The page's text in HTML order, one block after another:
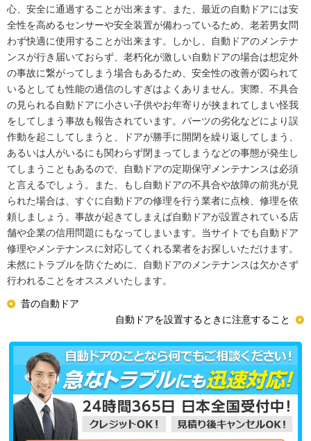
心、安全に通過することが出来ます。また、最近の自動ドアには安
全性を高めるセンサーや安全装置が備わっているため、老若男女問
わず快適に使用することが出来ます。しかし、自動ドアのメンテナ
ンスが行き届いておらず、老朽化が激しい自動ドアの場合は想定外
の事故に繋がってしまう場合もあるため、安全性の改善が図られて
いるとしても性能の過信のしすぎはよくありません。実際、不具合
の見られる自動ドアに小さい子供やお年寄りが挟まれてしまい怪我
をしてしまう事故も報告されています。パーツの劣化などにより誤
作動を起こしてしまうと、ドアが勝手に開閉を繰り返してしまう、
あるいは人がいるにも関わらず閉まってしまうなどの事態が発生し
てしまうこともあるので、自動ドアの定期保守メンテナンスは必須
と言えるでしょう。また、もし自動ドアの不具合や故障の前兆が見
られた場合は、すぐに自動ドアの修理を行う業者に点検、修理を依
頼しましょう。事故が起きてしまえば自動ドアが設置されている店
舗や企業の信用問題にもなってしまいます。当サイトでも自動ドア
修理やメンテナンスに対応してくれる業者をお探しいただけます。
未然にトラブルを防ぐために、自動ドアのメンテナンスは欠かさず
行われることをオススメいたします。
昔の自動ドア
自動ドアを設置するときに注意すること